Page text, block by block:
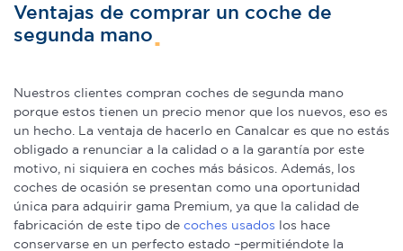
Ventajas de comprar un coche de
segunda mano
Nuestros clientes compran coches de segunda mano
porque estos tienen un precio menor que los nuevos, eso es
un hecho. La ventaja de hacerlo en Canalcar es que no estás
obligado a renunciar a la calidad o a la garantía por este
motivo, ni siquiera en coches más básicos. Además, los
coches de ocasión se presentan como una oportunidad
única para adquirir gama Premium, ya que la calidad de
fabricación de este tipo de coches usados los hace
conservarse en un perfecto estado –permitiéndote la